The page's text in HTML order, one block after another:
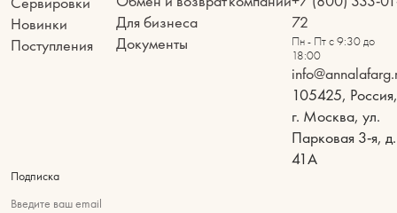
Новинки
Поступления
Для бизнеса
Документы
72
Пн - Пт с 9:30 до
18:00
105425, Россия,
г. Москва, ул.
Парковая 3-я, д.
41А
Подписка
Введите ваш email